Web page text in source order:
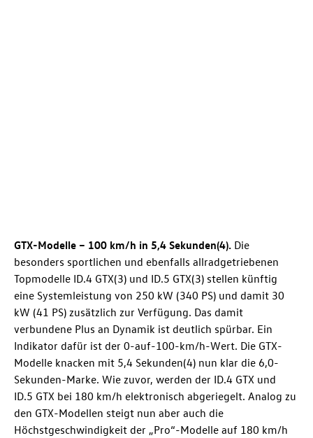
GTX-Modelle – 100 km/h in 5,4 Sekunden(4). Die
besonders sportlichen und ebenfalls allradgetriebenen
Topmodelle ID.4 GTX(3) und ID.5 GTX(3) stellen künftig
eine Systemleistung von 250 kW (340 PS) und damit 30
kW (41 PS) zusätzlich zur Verfügung. Das damit
verbundene Plus an Dynamik ist deutlich spürbar. Ein
Indikator dafür ist der 0-auf-100-km/h-Wert. Die GTX-
Modelle knacken mit 5,4 Sekunden(4) nun klar die 6,0-
Sekunden-Marke. Wie zuvor, werden der ID.4 GTX und
ID.5 GTX bei 180 km/h elektronisch abgeriegelt. Analog zu
den GTX-Modellen steigt nun aber auch die
Höchstgeschwindigkeit der „Pro“-Modelle auf 180 km/h